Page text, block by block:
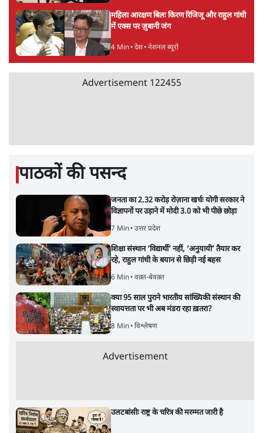
महिला आरक्षण बिलः किरण रिजिजू और राहुल गांधी
में एक्स पर ज़ुबानी जंग
4 Min• देश• नेशनल ब्यूरो
Advertisement 122455
पाठकों की पसन्द
जनता का 2.32 करोड़ रोज़ाना खर्चः योगी सरकार ने
विज्ञापनों पर उड़ाने में मोदी 3.0 को भी पीछे छोड़ा
7 Min• उत्तर प्रदेश
शिक्षा संस्थान ‘विद्यार्थी’ नहीं, ‘अनुयायी’ तैयार कर
रहे, राहुल गांधी के बयान से छिड़ी नई बहस
6 Min• वक़्त-बेवक़्त
क्या 95 साल पुराने भारतीय सांख्यिकी संस्थान की
स्वायत्तता पर भी अब मंडरा रहा ख़तरा?
8 Min• विश्लेषण
Advertisement
उलटबांसीः राष्ट्र के चरित्र की मरम्मत जारी है